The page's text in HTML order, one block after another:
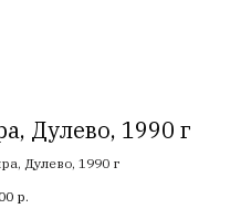
Дулево, 1990 г
Дулево, 1990 г
р.